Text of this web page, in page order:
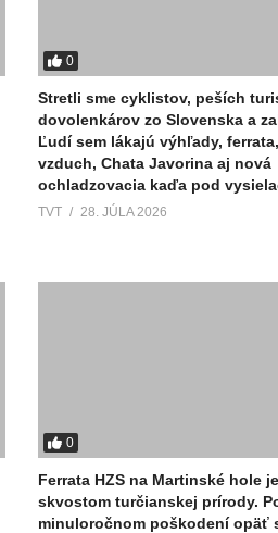
0
Stretli sme cyklistov, peších
dovolenkárov zo Slovenska a
Ľudí sem lákajú výhľady,
vzduch, Chata Javorina aj nová
ochladzovacia kaďa pod
TVT 28. JÚLA 2026
0
Ferrata HZS na Martinské hole je
skvostom turčianskej prírody.
minuloročnom poškodení opäť